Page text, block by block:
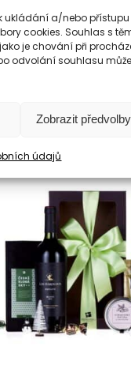
ukládání a/nebo přístupu
cookies. Souhlas s
je chování při
odvolání souhlasu může
Zobrazit předvolby
údajů
. Ve špičkové